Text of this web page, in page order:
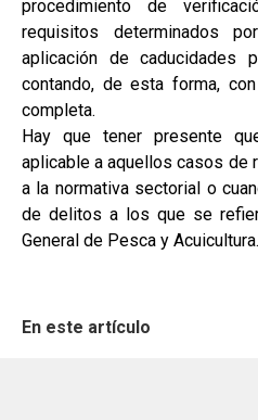
procedimiento de
requisitos determinados
aplicación de caducidades
contando, de esta forma,
completa.
Hay que tener presente
aplicable a aquellos casos de
a la normativa sectorial o
de delitos a los que se
General de Pesca y Acuicultura.
En este artículo